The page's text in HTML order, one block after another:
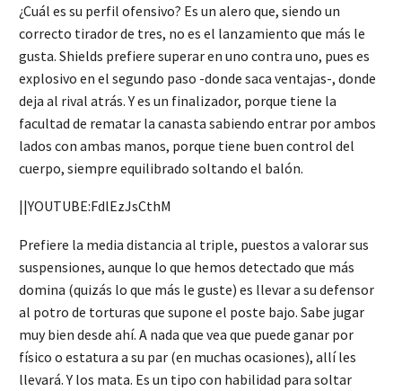
¿Cuál es su perfil ofensivo? Es un alero que, siendo un
correcto tirador de tres, no es el lanzamiento que más le
gusta. Shields prefiere superar en uno contra uno, pues es
explosivo en el segundo paso -donde saca ventajas-, donde
deja al rival atrás. Y es un finalizador, porque tiene la
facultad de rematar la canasta sabiendo entrar por ambos
lados con ambas manos, porque tiene buen control del
cuerpo, siempre equilibrado soltando el balón.
||YOUTUBE:FdlEzJsCthM
Prefiere la media distancia al triple, puestos a valorar sus
suspensiones, aunque lo que hemos detectado que más
domina (quizás lo que más le guste) es llevar a su defensor
al potro de torturas que supone el poste bajo. Sabe jugar
muy bien desde ahí. A nada que vea que puede ganar por
físico o estatura a su par (en muchas ocasiones), allí les
llevará. Y los mata. Es un tipo con habilidad para soltar